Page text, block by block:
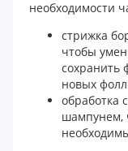
необходимости
стрижка
чтобы
сохранить
новых
обработка
шампунем,